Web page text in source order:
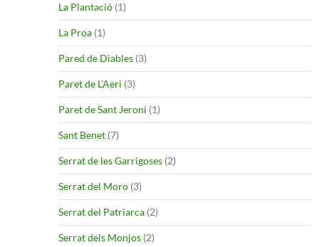
La Plantació (1)
La Proa (1)
Pared de Diables (3)
Paret de L'Aeri (3)
Paret de Sant Jeroni (1)
Sant Benet (7)
Serrat de les Garrigoses (2)
Serrat del Moro (3)
Serrat del Patriarca (2)
Serrat dels Monjos (2)